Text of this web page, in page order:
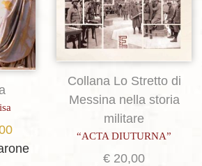
Il
prezzo
Collana Lo Stretto di
Messina nella storia
militare
“ACTA DIUTURNA”
€ 20,00